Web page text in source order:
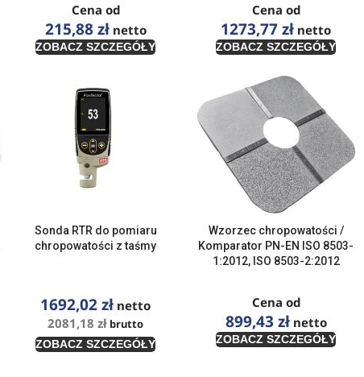
Cena od
215,88złnetto
ZOBACZ SZCZEGÓŁY
Cena od
1273,77zł netto
ZOBACZ SZCZEGÓŁY
Sonda RTR do pomiaru
chropowatości z taśmy
1692,02zł netto
2081,18zł brutto
ZOBACZ SZCZEGÓŁY
Wzorzec chropowatości /
Komparator PN-EN ISO 8503-
1:2012, ISO 8503-2:2012
Cena od
899,43 złnetto
ZOBACZ SZCZEGÓŁY